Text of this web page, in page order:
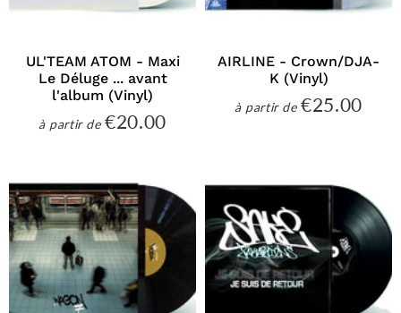
UL'TEAM ATOM - Maxi
Le Déluge ... avant
l'album (Vinyl)
à partir dePrix
€20.00
AIRLINE - Crown/DJA-
K (Vinyl)
à partir dePrix
€25.00